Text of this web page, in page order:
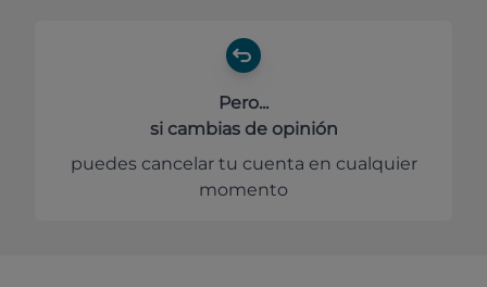
Pero...
si cambias de opinión
puedes cancelar tu cuenta en cualquier
momento